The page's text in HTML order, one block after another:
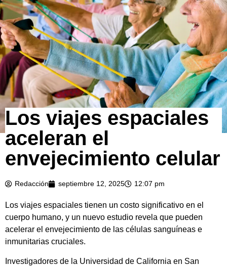
Los viajes espaciales
aceleran el
envejecimiento celular
Redacción septiembre 12, 2025 12:07 pm
Los viajes espaciales tienen un costo significativo en el
cuerpo humano, y un nuevo estudio revela que pueden
acelerar el envejecimiento de las células sanguíneas e
inmunitarias cruciales.
Investigadores de la Universidad de California en San